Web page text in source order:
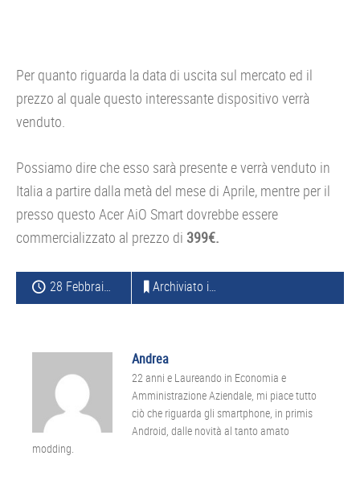
Per quanto riguarda la data di uscita sul mercato ed il
prezzo al quale questo interessante dispositivo verrà
venduto.
Possiamo dire che esso sarà presente e verrà venduto in
Italia a partire dalla metà del mese di Aprile, mentre per il
presso questo Acer AiO Smart dovrebbe essere
commercializzato al prezzo di 399€.
28 Febbraio 2013 Archiviato in:
Andrea
22 anni e Laureando in Economia e
Amministrazione Aziendale, mi piace tutto
ciò che riguarda gli smartphone, in primis
Android, dalle novità al tanto amato
modding.